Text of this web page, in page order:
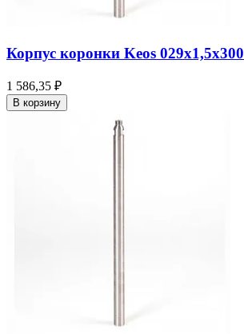
Корпус коронки Keos 029x1,5x300
1 586,35 ₽
В корзину